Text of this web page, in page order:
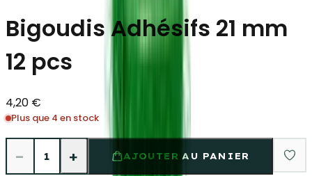
Bigoudis Adhésifs 21 mm
12 pcs
4,20 €
Plus que 4 en stock
− 1 + AJOUTER AU PANIER